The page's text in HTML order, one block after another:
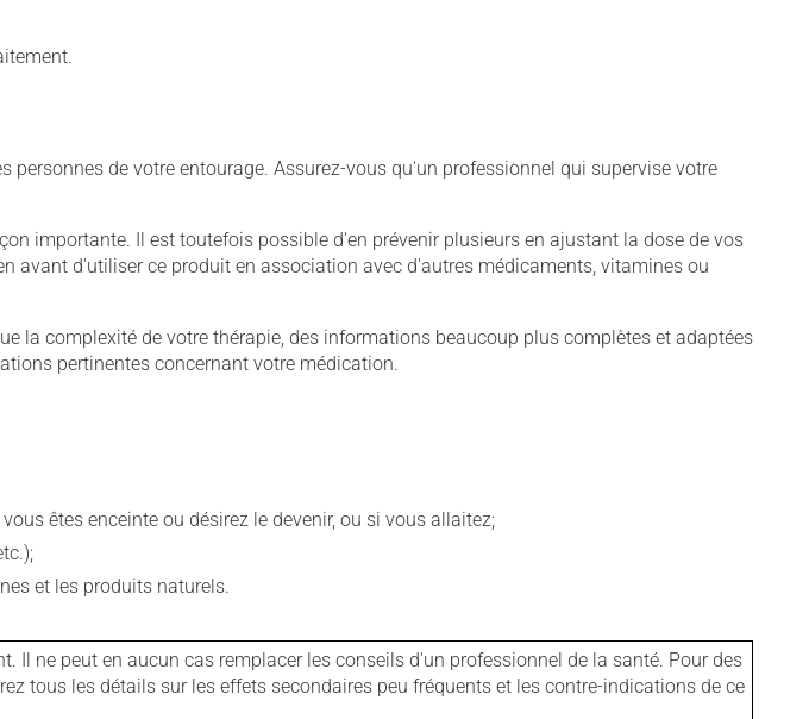
de votre entourage. Assurez-vous qu'un professionnel qui supervise votre
importante. Il est toutefois possible d'en prévenir plusieurs en ajustant la dose de vos
avant d'utiliser ce produit en association avec d'autres médicaments, vitamines ou
la complexité de votre thérapie, des informations beaucoup plus complètes et adaptées
pertinentes concernant votre médication.
êtes enceinte ou désirez le devenir, ou si vous allaitez;
et les produits naturels.
ne peut en aucun cas remplacer les conseils d'un professionnel de la santé. Pour des
tous les détails sur les effets secondaires peu fréquents et les contre-indications de ce